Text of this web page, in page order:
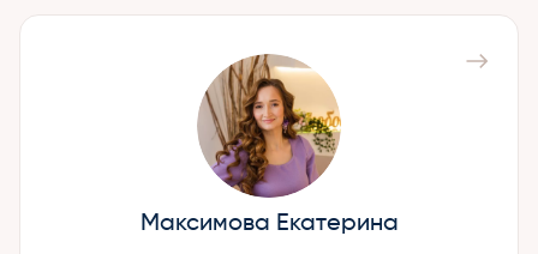
Максимова Екатерина